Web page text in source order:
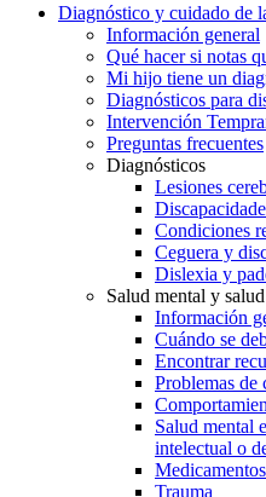
Diagnóstico y cuidado de
Información general
Qué hacer si notas
Mi hijo tiene un
Diagnósticos para
Intervención
Preguntas frecuentes
Diagnósticos
Lesiones
Condiciones
Ceguera y
Dislexia y
Salud mental y
Información
Cuándo se
Encontrar
Problemas de
Salud mental
intelectual o
Trauma